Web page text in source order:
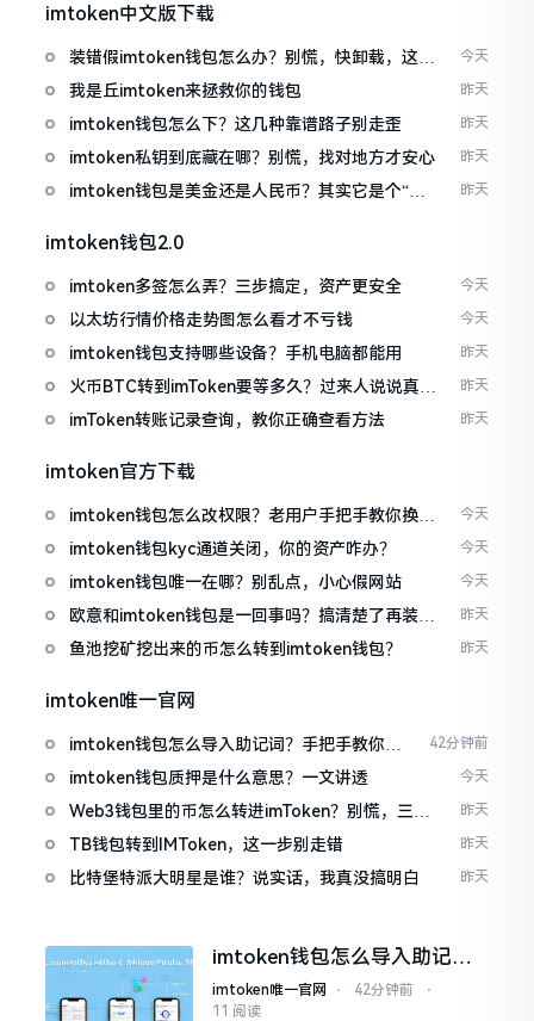
imtoken中文版下载
装错假imtoken钱包怎么办？别慌，快卸载，这几
招能救急
今天
我是丘imtoken来拯救你的钱包 昨天
imtoken钱包怎么下？这几种靠谱路子别走歪 昨天
imtoken私钥到底藏在哪？别慌，找对地方才安心 昨天
imtoken钱包是美金还是人民币？其实它是个“多
昨天
imtoken钱包2.0
imtoken多签怎么弄？三步搞定，资产更安全 今天
以太坊行情价格走势图怎么看才不亏钱 今天
imtoken钱包支持哪些设备？手机电脑都能用 昨天
火币BTC转到imToken要等多久？过来人说说真实
情况
昨天
imToken转账记录查询，教你正确查看方法 昨天
imtoken官方下载
imtoken钱包怎么改权限？老用户手把手教你换主
人
今天
imtoken钱包kyc通道关闭，你的资产咋办？ 今天
imtoken钱包唯一在哪？别乱点，小心假网站 今天
欧意和imtoken钱包是一回事吗？搞清楚了再装钱
包
昨天
鱼池挖矿挖出来的币怎么转到imtoken钱包？ 昨天
imtoken唯一官网
imtoken钱包怎么导入助记词？手把手教你找
回资产
42分钟前
imtoken钱包质押是什么意思？一文讲透 今天
Web3钱包里的币怎么转进imToken？别慌，三步
搞定
昨天
TB钱包转到IMToken，这一步别走错 昨天
比特堡特派大明星是谁？说实话，我真没搞明白 昨天
imtoken钱包怎么导入助记
词？手把手教你找回资产
imtoken唯一官网 ⋅ 42分钟前
⋅
11 阅读